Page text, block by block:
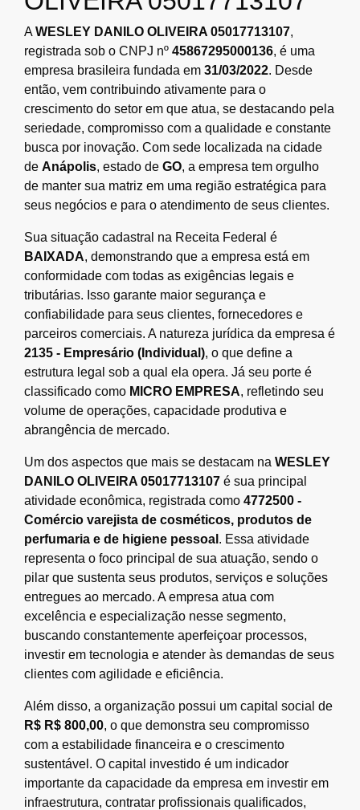
AWESLEY DANILO OLIVEIRA 05017713107,
registrada sob o CNPJ nº 45867295000136, é uma
empresa brasileira fundada em 31/03/2022. Desde
então, vem contribuindo ativamente para o
crescimento do setor em que atua, se destacando pela
seriedade, compromisso com a qualidade e constante
busca por inovação. Com sede localizada na cidade
de Anápolis, estado de GO, a empresa tem orgulho
de manter sua matriz em uma região estratégica para
seus negócios e para o atendimento de seus clientes.
Sua situação cadastral na Receita Federal é
BAIXADA, demonstrando que a empresa está em
conformidade com todas as exigências legais e
tributárias. Isso garante maior segurança e
confiabilidade para seus clientes, fornecedores e
parceiros comerciais. A natureza jurídica da empresa é
2135 - Empresário (Individual), o que define a
estrutura legal sob a qual ela opera. Já seu porte é
classificado como MICRO EMPRESA, refletindo seu
volume de operações, capacidade produtiva e
abrangência de mercado.
Um dos aspectos que mais se destacam na WESLEY
DANILO OLIVEIRA 05017713107 é sua principal
atividade econômica, registrada como 4772500 -
Comércio varejista de cosméticos, produtos de
perfumaria e de higiene pessoal . Essa atividade
representa o foco principal de sua atuação, sendo o
pilar que sustenta seus produtos, serviços e soluções
entregues ao mercado. A empresa atua com
excelência e especialização nesse segmento,
buscando constantemente aperfeiçoar processos,
investir em tecnologia e atender às demandas de seus
clientes com agilidade e eficiência.
Além disso, a organização possui um capital social de
R$ R$ 800,00, o que demonstra seu compromisso
com a estabilidade financeira e o crescimento
sustentável. O capital investido é um indicador
importante da capacidade da empresa em investir em
infraestrutura, contratar profissionais qualificados,